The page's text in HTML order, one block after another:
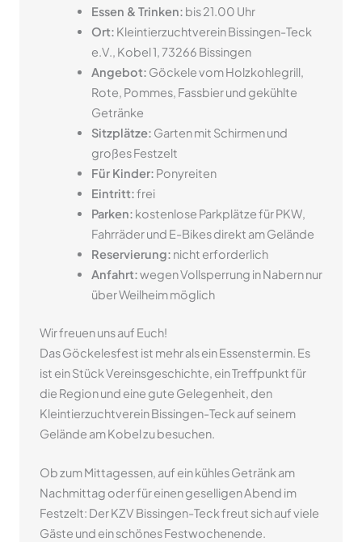
Essen & Trinken: bis 21.00 Uhr
Ort: Kleintierzuchtverein Bissingen-Teck
e.V., Kobel 1, 73266 Bissingen
Angebot: Göckele vom Holzkohlegrill,
Rote, Pommes, Fassbier und gekühlte
Getränke
Sitzplätze: Garten mit Schirmen und
großes Festzelt
Für Kinder: Ponyreiten
Eintritt:frei
Parken: kostenlose Parkplätze für PKW,
Fahrräder und E-Bikes direkt am Gelände
Reservierung: nicht erforderlich
Anfahrt:wegen Vollsperrung in Nabern nur
über Weilheim möglich
Wir freuen uns auf Euch!
Das Göckelesfest ist mehr als ein Essenstermin. Es
ist ein Stück Vereinsgeschichte, ein Treffpunkt für
die Region und eine gute Gelegenheit, den
Kleintierzuchtverein Bissingen-Teck auf seinem
Gelände am Kobel zu besuchen.
Ob zum Mittagessen, auf ein kühles Getränk am
Nachmittag oder für einen geselligen Abend im
Festzelt: Der KZV Bissingen-Teck freut sich auf viele
Gäste und ein schönes Festwochenende.